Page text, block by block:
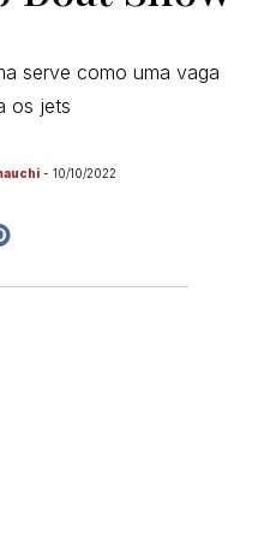
serve como uma vaga
os jets
- 10/10/2022